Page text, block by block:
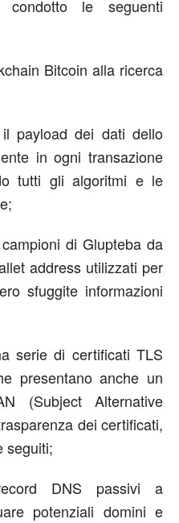
condotto le seguenti
Bitcoin alla ricerca
payload dei dati dello
in ogni transazione
tutti gli algoritmi e le
di Glupteba da
address utilizzati per
sfuggite informazioni
serie di certificati TLS
presentano anche un
(Subject Alternative
dei certificati,
seguiti;
DNS passivi a
potenziali domini e